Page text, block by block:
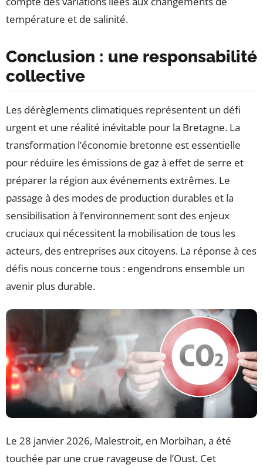
température et de salinité.
Conclusion : une responsabilité
collective
Les dérèglements climatiques représentent un défi
urgent et une réalité inévitable pour la Bretagne. La
transformation l’économie bretonne est essentielle
pour réduire les émissions de gaz à effet de serre et
préparer la région aux événements extrêmes. Le
passage à des modes de production durables et la
sensibilisation à l’environnement sont des enjeux
cruciaux qui nécessitent la mobilisation de tous les
acteurs, des entreprises aux citoyens. La réponse à ces
défis nous concerne tous : engendrons ensemble un
avenir plus durable.
Le 28 janvier 2026, Malestroit, en Morbihan, a été
touchée par une crue ravageuse de l’Oust. Cet